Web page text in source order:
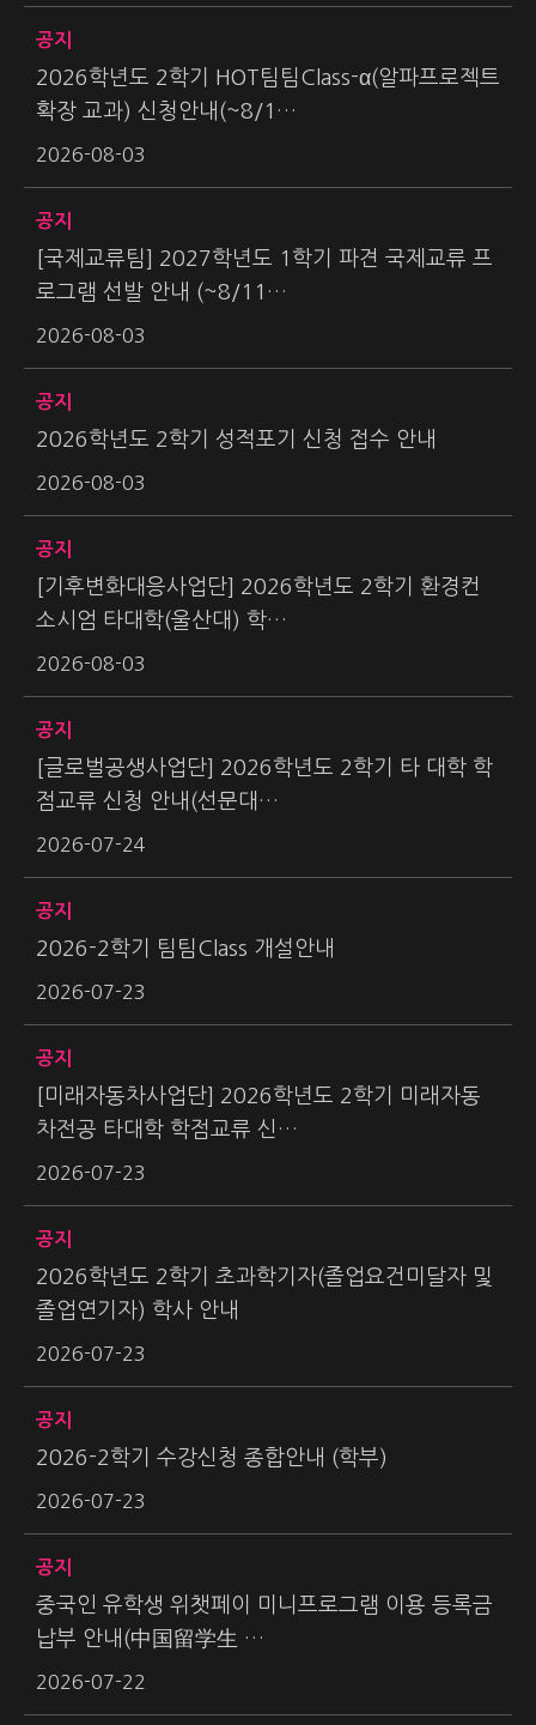
공지
2026학년도 2학기 HOT팀팀Class-α(알파프로젝트
확장 교과) 신청안내(~8/1…
2026-08-03
공지
[국제교류팀] 2027학년도 1학기 파견 국제교류 프
로그램 선발 안내 (~8/11…
2026-08-03
공지
2026학년도 2학기 성적포기 신청 접수 안내
2026-08-03
공지
[기후변화대응사업단] 2026학년도 2학기 환경컨
소시엄 타대학(울산대) 학…
2026-08-03
공지
[글로벌공생사업단] 2026학년도 2학기 타 대학 학
점교류 신청 안내(선문대…
2026-07-24
공지
2026-2학기 팀팀Class 개설안내
2026-07-23
공지
[미래자동차사업단] 2026학년도 2학기 미래자동
차전공 타대학 학점교류 신…
2026-07-23
공지
2026학년도 2학기 초과학기자(졸업요건미달자 및
졸업연기자) 학사 안내
2026-07-23
공지
2026-2학기 수강신청 종합안내 (학부)
2026-07-23
공지
중국인 유학생 위챗페이 미니프로그램 이용 등록금
납부 안내(中国留学生 …
2026-07-22